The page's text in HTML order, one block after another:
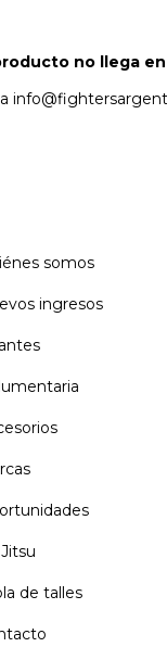
no llega
somos
ingresos
de talles